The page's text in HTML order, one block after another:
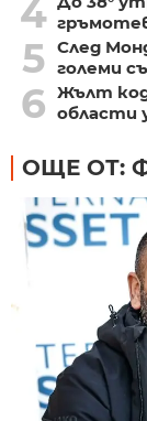
4
5 След
големи
6 Жълт
области
ОЩЕ ОТ: